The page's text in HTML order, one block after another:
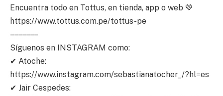
Encuentra todo en Tottus, en tienda, app o web 💚
https://www.tottus.com.pe/tottus-pe
– – – – – – –
Síguenos en INSTAGRAM como:
✔ Atoche:
https://www.instagram.com/sebastianatocher_/?hl=es
✔ Jair Cespedes: